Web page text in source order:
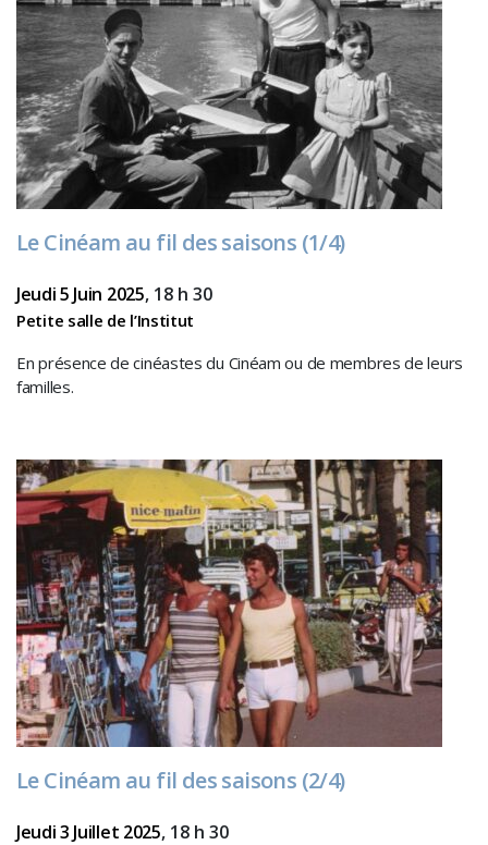
Le Cinéam au fil des saisons (1/4)
Jeudi 5 Juin 2025, 18 h 30
Petite salle de l’Institut
En présence de cinéastes du Cinéam ou de membres de leurs
familles.
Le Cinéam au fil des saisons (2/4)
Jeudi 3 Juillet 2025, 18 h 30